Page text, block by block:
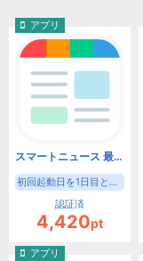
アプリ
スマートニュース 最新ニュースや天気・天気予報、クーポンも（初回起動日を1日目として8日目の起動）【Android】
初回起動日を1日目として8日目の起動
認証済
4,420pt
アプリ